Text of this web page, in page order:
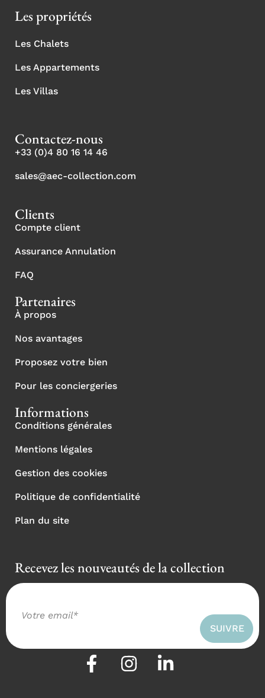
Les propriétés
Les Chalets
Les Appartements
Les Villas
Contactez-nous
+33 (0)4 80 16 14 46
sales@aec-collection.com
Clients
Compte client
Assurance Annulation
FAQ
Partenaires
À propos
Nos avantages
Proposez votre bien
Pour les conciergeries
Informations
Conditions générales
Mentions légales
Gestion des cookies
Politique de confidentialité
Plan du site
Recevez les nouveautés de la collection